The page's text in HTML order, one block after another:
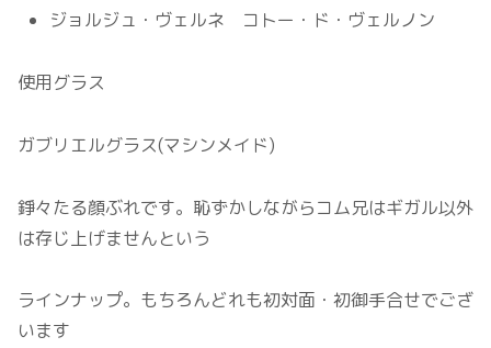
ジョルジュ・ヴェルネ コトー・ド・ヴェルノン
使用グラス
ガブリエルグラス(マシンメイド)
錚々たる顔ぶれです。恥ずかしながらコム兄はギガル以外
は存じ上げませんという
ラインナップ。もちろんどれも初対面・初御手合せでござ
います